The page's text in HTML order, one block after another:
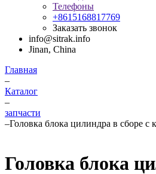
Телефоны
+8615168817769
Заказать звонок
info@sitrak.info
Jinan, China
Главная
–
Каталог
–
запчасти
–Головка блока цилиндра в сборе с
Головка блока